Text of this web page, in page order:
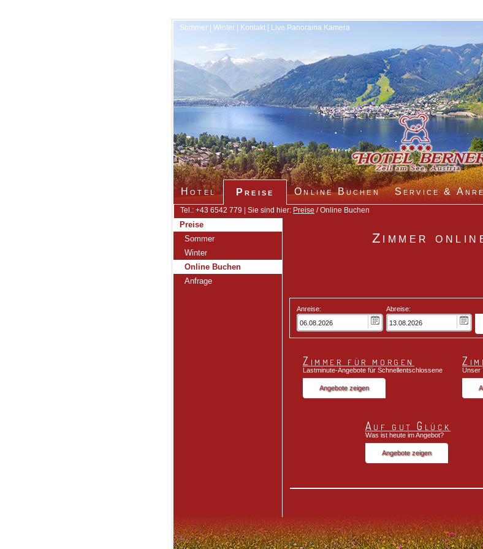
Sommer Winter Kontakt Live Panorama Kamera
Hotel Preise Online Buchen Service &
Tel.: +43 6542 779 | Sie sind hier: Preise / Online Buchen
Zimmer
Anreise:
Abreise:
Zimmer für morgen
Lastminute-Angebote für Schnellentschlossene Unser
Auf gut Glück
Was ist heute im Angebot?
Preise
Sommer
Winter
Online Buchen
Anfrage